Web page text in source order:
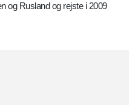
og Rusland og rejste i 2009